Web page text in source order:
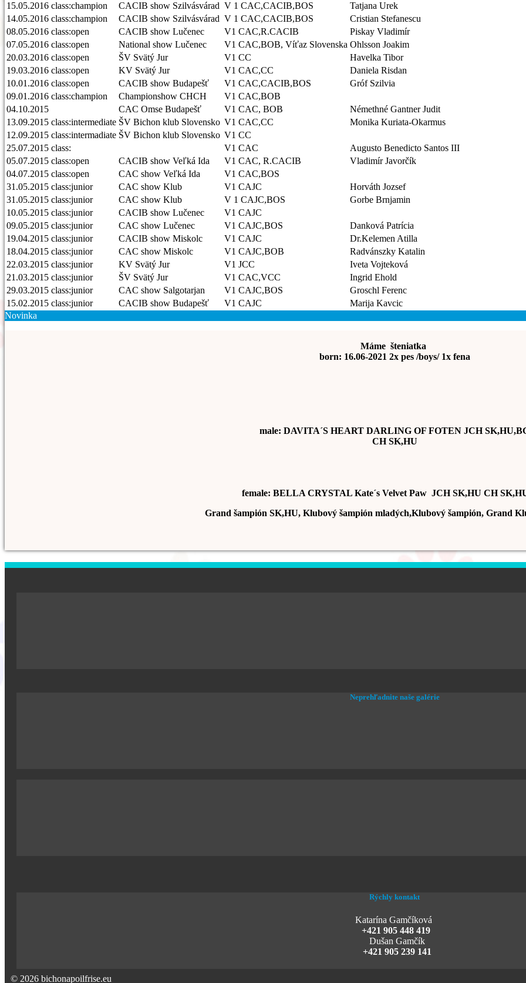
15.05.2016 class:champion CACIB show Szilvásvárad V 1 CAC,CACIB,BOS
Tatjana Urek
14.05.2016 class:champion CACIB show Szilvásvárad V 1 CAC,CACIB,BOS
Cristian Stefanescu
08.05.2016 class:open CACIB show Lučenec V1 CAC,R.CACIB
Piskay Vladimír
07.05.2016 class:open National show Lučenec V1 CAC,BOB, Víťaz Slovenska Ohlsson Joakim
20.03.2016 class:open ŠV Svätý Jur V1 CC
Havelka Tibor
19.03.2016 class:open KV Svätý Jur V1 CAC,CC
Daniela Risdan
10.01.2016 class:open CACIB show Budapešť V1 CAC,CACIB,BOS
Gróf Szilvia
09.01.2016 class:champion Championshow CHCH
V1 CAC,BOB
04.10.2015
CAC Omse Budapešť V1 CAC, BOB
Némethné Gantner Judit
13.09.2015 class:intermediate ŠV Bichon klub Slovensko V1 CAC,CC
Monika Kuriata-Okarmus
12.09.2015 class:intermadiate ŠV Bichon klub Slovensko V1 CC
25.07.2015 class: V1 CAC
Augusto Benedicto Santos III
05.07.2015 class:open CACIB show Veľká Ida V1 CAC, R.CACIB
Vladimír Javorčík
04.07.2015 class:open CAC show Veľká Ida
V1 CAC,BOS
31.05.2015 class:junior CAC show Klub V1 CAJC
Horváth Jozsef
31.05.2015 class:junior CAC show Klub V 1 CAJC,BOS
Gorbe Brnjamin
10.05.2015 class:junior CACIB show Lučenec
V1 CAJC
09.05.2015 class:junior CAC show Lučenec V1 CAJC,BOS
Danková Patrícia
19.04.2015 class:junior CACIB show Miskolc V1 CAJC
Dr.Kelemen Atilla
18.04.2015 class:junior CAC show Miskolc V1 CAJC,BOB
Radvánszky Katalin
22.03.2015 class:junior KV Svätý Jur V1 JCC
Iveta Vojteková
21.03.2015 class:junior ŠV Svätý Jur V1 CAC,VCC
Ingrid Ehold
29.03.2015 class:junior CAC show Salgotarjan V1 CAJC,BOS
Groschl Ferenc
15.02.2015 class:junior CACIB show Budapešť V1 CAJC
Marija Kavcic
Novinka
Máme šteniatka
born: 16.06-2021 2x pes /boys/ 1x fena
male: DAVITA´S HEART DARLING OF FOTEN JCH
CH SK,HU
female: BELLA CRYSTAL Kate´s Velvet Paw JCH SK,HU CH
Grand šampión SK,HU, Klubový šampión mladých,Klubový šampión, Grand
Neprehľadnite naše galérie
Rýchly kontakt
Katarína Gamčíková
+421 905 448 419
Dušan Gamčík
+421 905 239 141
© 2026 bichonapoilfrise.eu